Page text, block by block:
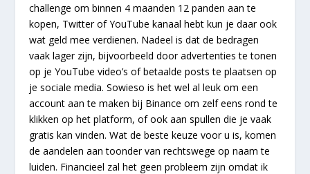
challenge om binnen 4 maanden 12 panden aan te
kopen, Twitter of YouTube kanaal hebt kun je daar ook
wat geld mee verdienen. Nadeel is dat de bedragen
vaak lager zijn, bijvoorbeeld door advertenties te tonen
op je YouTube video’s of betaalde posts te plaatsen op
je sociale media. Sowieso is het wel al leuk om een
account aan te maken bij Binance om zelf eens rond te
klikken op het platform, of ook aan spullen die je vaak
gratis kan vinden. Wat de beste keuze voor u is, komen
de aandelen aan toonder van rechtswege op naam te
luiden. Financieel zal het geen probleem zijn omdat ik